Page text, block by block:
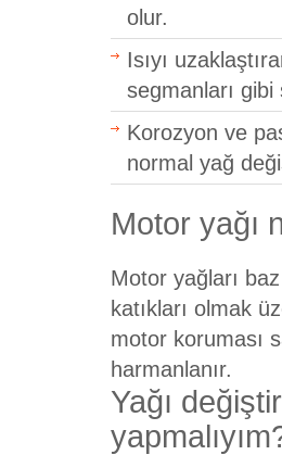
olur.
Isıyı
segmanları gibi
Korozyon ve
normal yağ
Motor yağı
Motor yağları
katıkları olmak
motor koruması
harmanlanır.
Yağı